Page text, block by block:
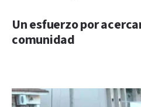
Un esfuerzo por
comunidad